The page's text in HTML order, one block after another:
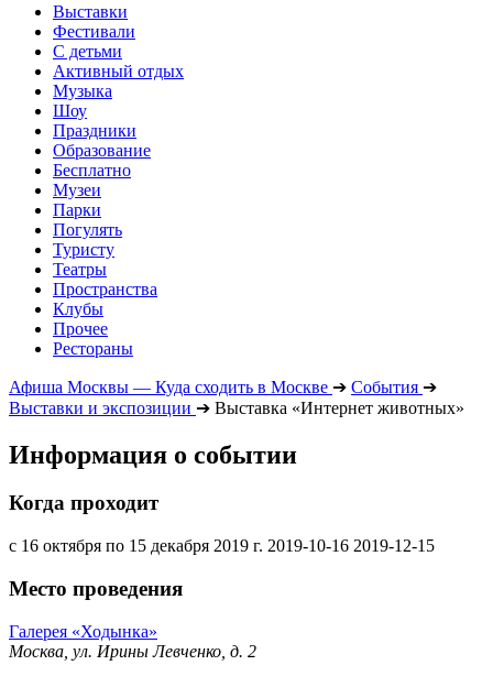
Выставки
Фестивали
С детьми
Активный отдых
Музыка
Шоу
Праздники
Образование
Бесплатно
Музеи
Парки
Погулять
Туристу
Театры
Пространства
Клубы
Прочее
Рестораны
Афиша Москвы — Куда сходить в Москве ➔ События ➔
Выставки и экспозиции ➔ Выставка «Интернет животных»
Информация о событии
Когда проходит
с 16 октября по 15 декабря 2019 г. 2019-10-16 2019-12-15
Место проведения
Галерея «Ходынка»
Москва, ул. Ирины Левченко, д. 2